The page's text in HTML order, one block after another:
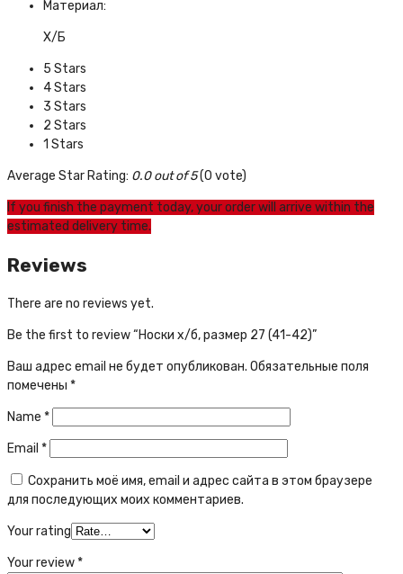
Материал:
Х/Б
5 Stars
4 Stars
3 Stars
2 Stars
1 Stars
Average Star Rating: 0.0 out of 5(0 vote)
If you finish the payment today, your order will arrive within the
estimated delivery time.
Reviews
There are no reviews yet.
Be the first to review “Носки х/б, размер 27 (41-42)”
Ваш адрес email не будет опубликован. Обязательные поля
помечены *
Name *
Email *
Сохранить моё имя, email и адрес сайта в этом браузере
для последующих моих комментариев.
Your rating
Your review *